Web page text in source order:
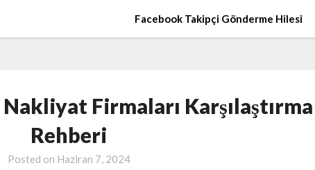
Facebook Takipçi Gönderme Hilesi
Firmaları Karşılaştırma
Rehberi
Posted on Haziran 7, 2024